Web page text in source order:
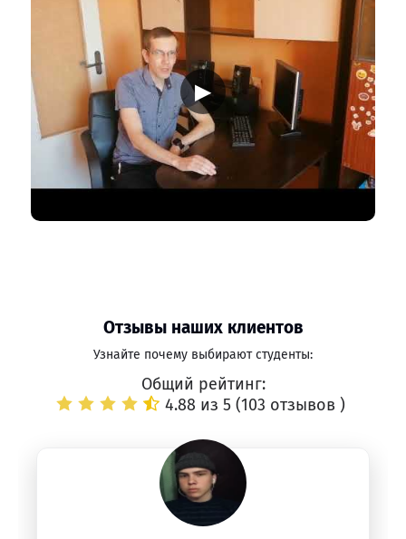
▶
Отзывы наших клиентов
Узнайте почему выбирают студенты:
Общий рейтинг:
4.88 из 5 (103 отзывов )